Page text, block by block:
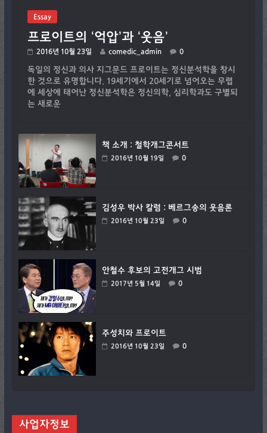
Essay
프로이트의 ‘억압’과 ‘웃음’
2016년 10월 23일 comedic_admin 0
독일의 정신과 의사 지그문드 프로이트는 정신분석학을 창시
한 것으로 유명합니다. 19세기에서 20세기로 넘어오는 무렵
에 세상에 태어난 정신분석학은 정신의학, 심리학과도 구별되
는 새로운
책 소개 : 철학개그콘서트
2016년 10월 19일 0
김성우 박사 칼럼 : 베르그송의 웃음론
2016년 10월 23일 0
안철수 후보의 고전개그 시범
2017년 5월 14일 0
주성치와 프로이트
2016년 10월 23일 0
사업자정보